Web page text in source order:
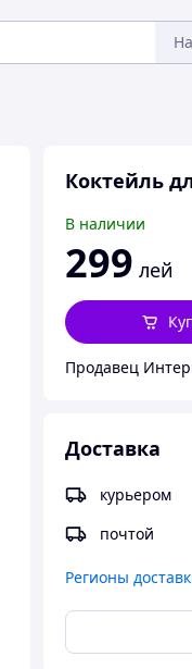
Коктейль
В наличии
299 лей
Продавец
Доставка
курьером
почтой
Регионы